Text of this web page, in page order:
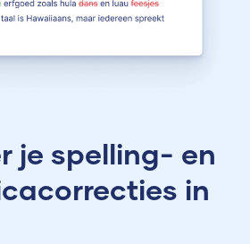
je spelling- en
in